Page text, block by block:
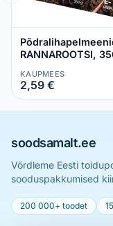
RANNAROOTSI,
KAUPMEES
2,59 €
soodsamalt.ee
Võrdleme Eesti
sooduspakkumised
200 000+ toodet